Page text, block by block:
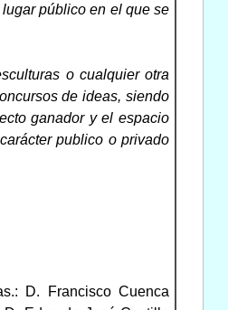
público en el que se
o cualquier otra
de ideas, siendo
ganador y el espacio
publico o privado
D. Francisco Cuenca